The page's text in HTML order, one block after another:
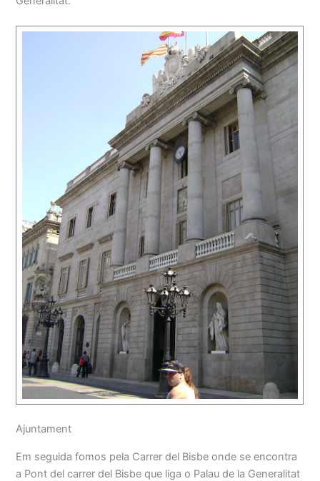
Ajuntament
Em seguida fomos pela Carrer del Bisbe onde se encontra
a Pont del carrer del Bisbe que liga o Palau de la Generalitat